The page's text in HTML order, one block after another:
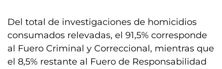
Del total de investigaciones de homicidios
consumados relevadas, el 91,5% corresponde
al Fuero Criminal y Correccional, mientras que
el 8,5% restante al Fuero de Responsabilidad